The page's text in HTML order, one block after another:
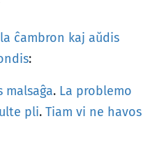
la ĉambron kaj aŭdis
:
malsaĝa. La problemo
pli. Tiam vi ne havos